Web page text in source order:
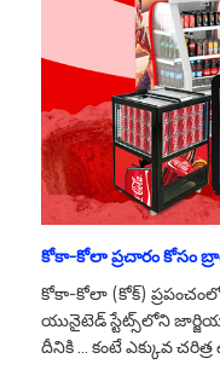
కోకా-కోలా ప్రచారం కోసం
కోకా-కోలా (కోక్)
యునైటెడ్ స్టేట్స్‌లోని
దీనికి ... కంటే ఎక్కువ చరిత్ర